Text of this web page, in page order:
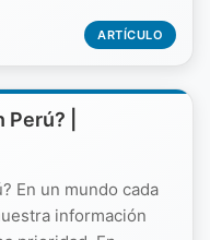
ARTÍCULO
|
En un mundo cada
información